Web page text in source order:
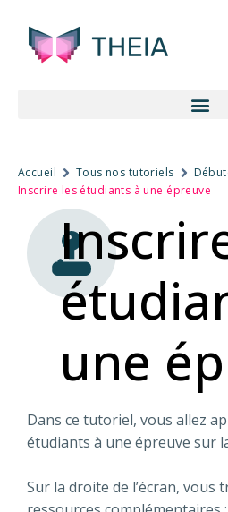
Accueil Tous nos tutoriels
Inscrire les étudiants à une épreuve
une
Dans ce tutoriel, vous allez
étudiants à une épreuve sur
Sur la droite de l’écran, vous